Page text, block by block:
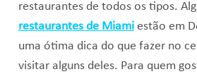
restaurantes de todos os tipos.
restaurantes de Miamiestão em
uma ótima dica do que fazer no
visitar alguns deles. Para quem